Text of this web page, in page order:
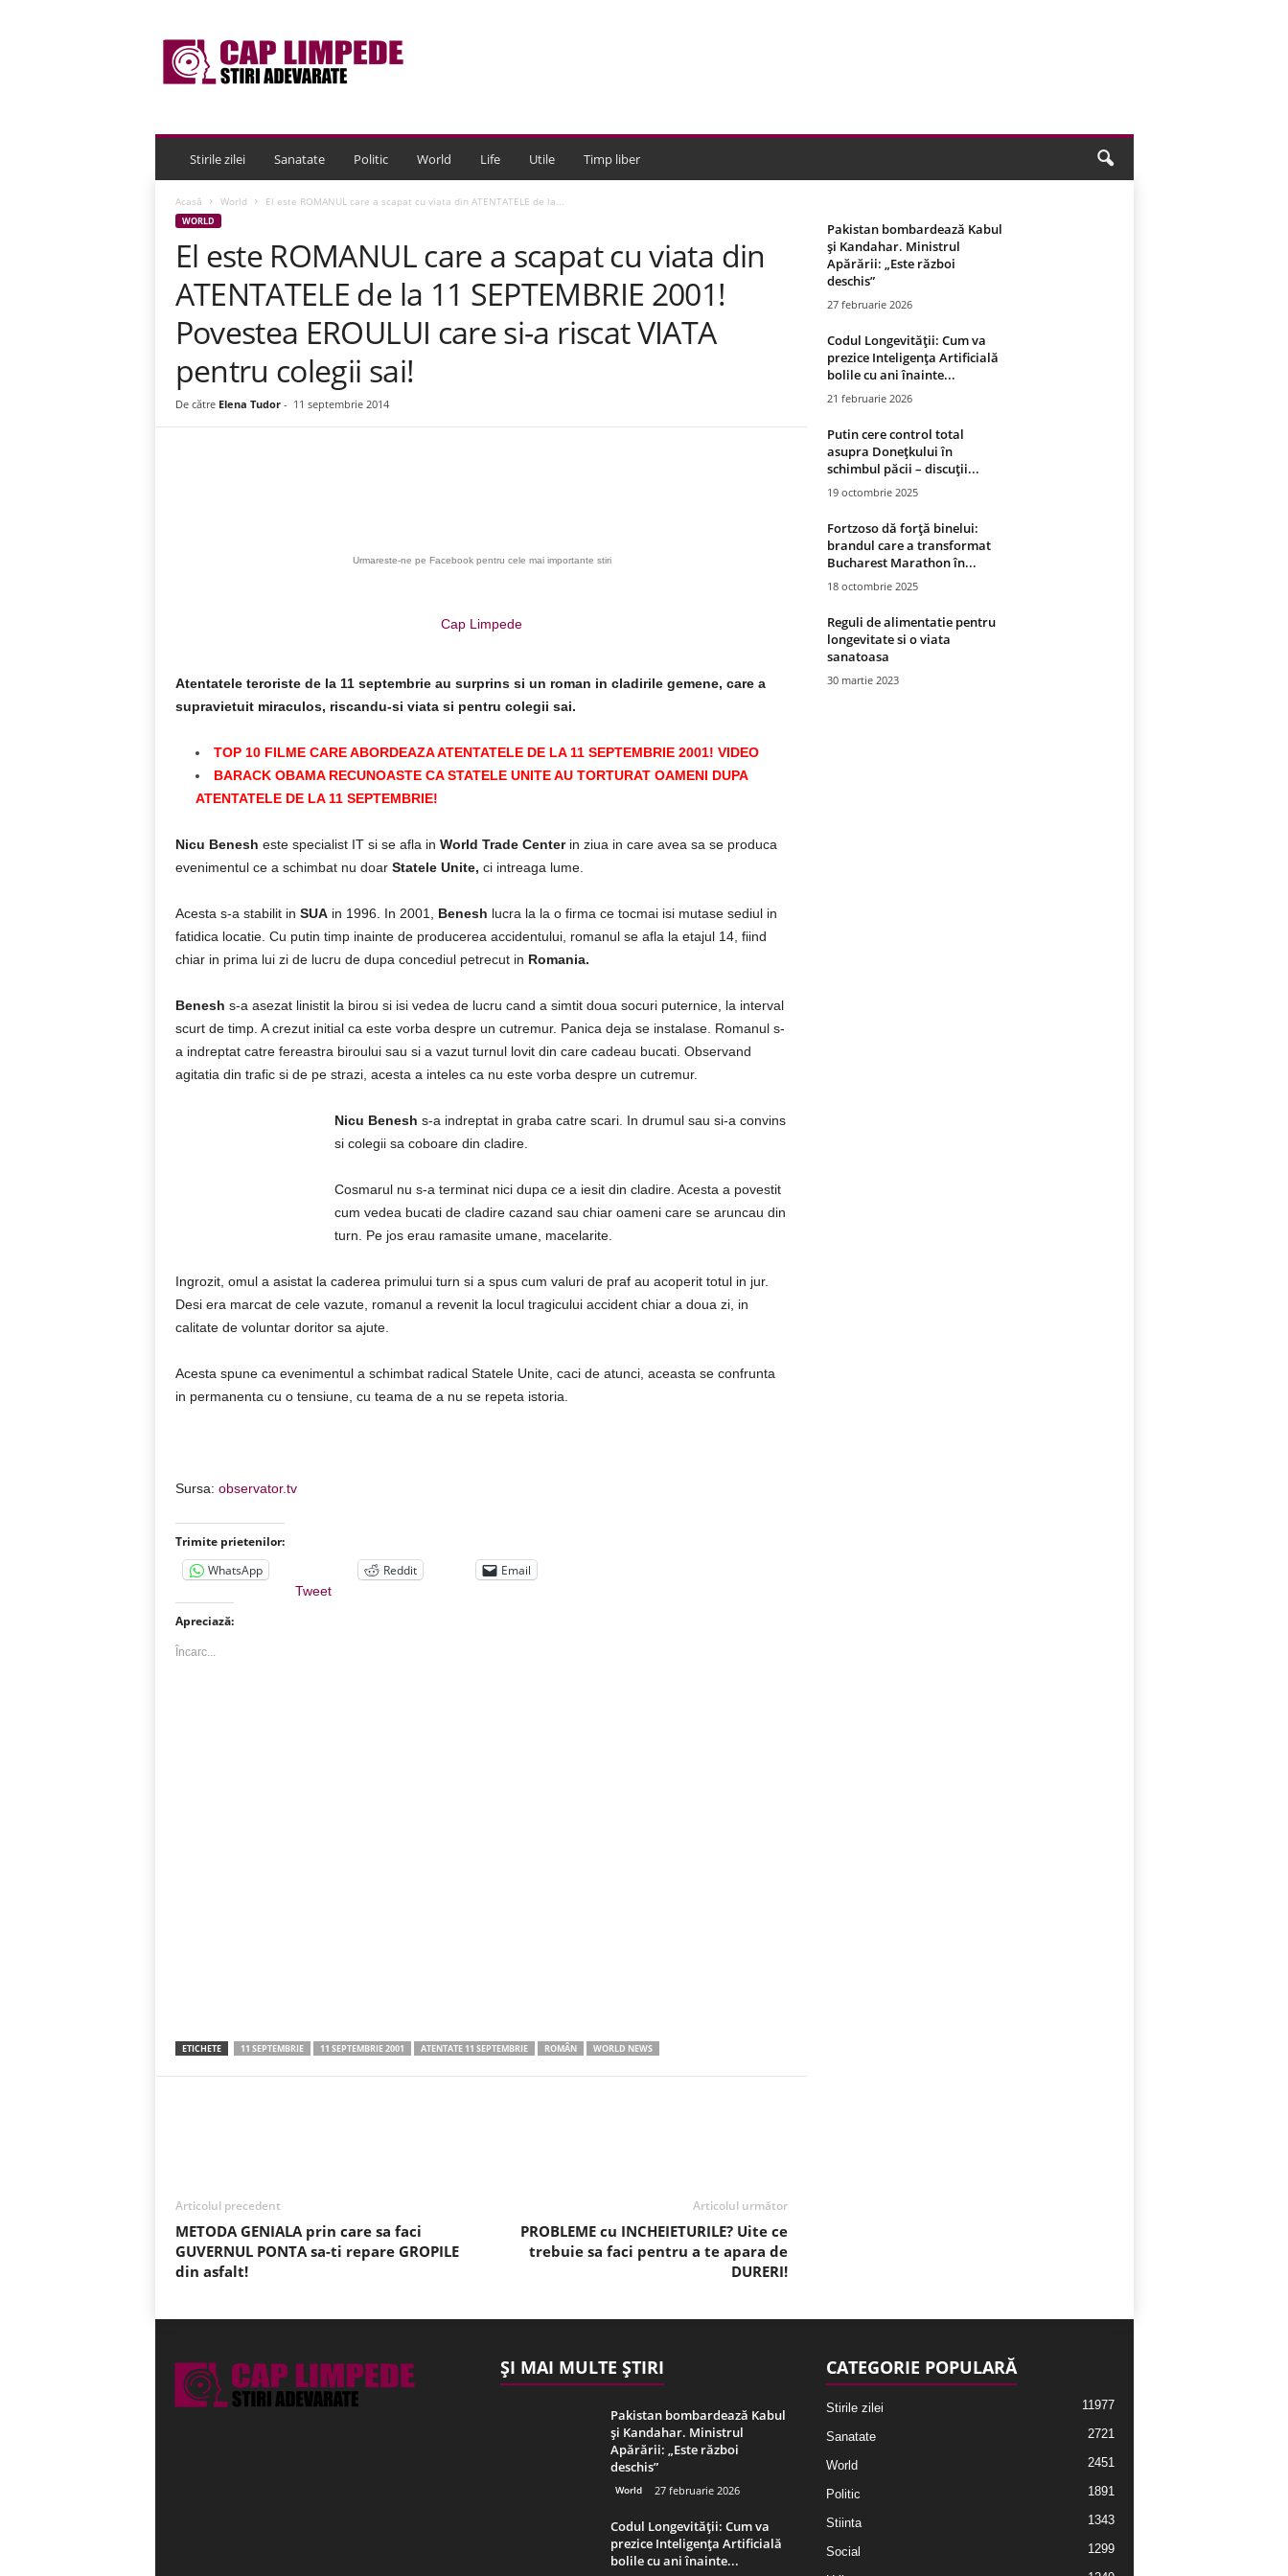
p
d
Stirile zilei Sanatate Politic World Life Utile Timp liber
Acasă World El este ROMANUL care a scapat cu viata din ATENTATELE de la...
WORLD
El este ROMANUL care a scapat cu viata din
ATENTATELE de la 11 SEPTEMBRIE 2001!
Povestea EROULUI care si-a riscat VIATA
pentru colegii sai!
De către Elena Tudor- 11 septembrie 2014
Urmareste-ne pe Facebook pentru cele mai importante stiri
Cap Limpede
Atentatele teroriste de la 11 septembrie au surprins si un roman in cladirile gemene, care a
supravietuit miraculos, riscandu-si viata si pentru colegii sai.
TOP 10 FILME CARE ABORDEAZA ATENTATELE DE LA 11 SEPTEMBRIE 2001! VIDEO
BARACK OBAMA RECUNOASTE CA STATELE UNITE AU TORTURAT OAMENI DUPA
ATENTATELE DE LA 11 SEPTEMBRIE!
Nicu Benesh este specialist IT si se afla in World Trade Centerin ziua in care avea sa se produca
evenimentul ce a schimbat nu doar Statele Unite, ci intreaga lume.
Acesta s-a stabilit in SUAin 1996. In 2001, Benesh lucra la la o firma ce tocmai isi mutase sediul in
fatidica locatie. Cu putin timp inainte de producerea accidentului, romanul se afla la etajul 14, fiind
chiar in prima lui zi de lucru de dupa concediul petrecut in Romania.
Benesh s-a asezat linistit la birou si isi vedea de lucru cand a simtit doua socuri puternice, la interval
scurt de timp. A crezut initial ca este vorba despre un cutremur. Panica deja se instalase. Romanul s-
a indreptat catre fereastra biroului sau si a vazut turnul lovit din care cadeau bucati. Observand
agitatia din trafic si de pe strazi, acesta a inteles ca nu este vorba despre un cutremur.
Nicu Benesh s-a indreptat in graba catre scari. In drumul sau si-a convins
si colegii sa coboare din cladire.
Cosmarul nu s-a terminat nici dupa ce a iesit din cladire. Acesta a povestit
cum vedea bucati de cladire cazand sau chiar oameni care se aruncau din
turn. Pe jos erau ramasite umane, macelarite.
Ingrozit, omul a asistat la caderea primului turn si a spus cum valuri de praf au acoperit totul in jur.
Desi era marcat de cele vazute, romanul a revenit la locul tragicului accident chiar a doua zi, in
calitate de voluntar doritor sa ajute.
Acesta spune ca evenimentul a schimbat radical Statele Unite, caci de atunci, aceasta se confrunta
in permanenta cu o tensiune, cu teama de a nu se repeta istoria.
Sursa: observator.tv
Trimite prietenilor:
WhatsApp
Tweet
Reddit Email
Apreciază:
Încarc...
ETICHETE 11 SEPTEMBRIE 11 SEPTEMBRIE 2001 ATENTATE 11 SEPTEMBRIE ROMÂN WORLD NEWS
Articolul precedent
METODA GENIALA prin care sa faci
GUVERNUL PONTA sa-ti repare GROPILE
din asfalt!
Articolul următor
PROBLEME cu INCHEIETURILE? Uite ce
trebuie sa faci pentru a te apara de
DURERI!
Pakistan bombardează Kabul
și Kandahar. Ministrul
Apărării: „Este război
deschis”
27 februarie 2026
Codul Longevității: Cum va
prezice Inteligența Artificială
bolile cu ani înainte...
21 februarie 2026
Putin cere control total
asupra Donețkului în
schimbul păcii – discuții...
19 octombrie 2025
Fortzoso dă forță binelui:
brandul care a transformat
Bucharest Marathon în...
18 octombrie 2025
Reguli de alimentatie pentru
longevitate si o viata
sanatoasa
30 martie 2023
ȘI MAI MULTE ȘTIRI
Pakistan bombardează Kabul
și Kandahar. Ministrul
Apărării: „Este război
deschis”
World 27 februarie 2026
Codul Longevității: Cum va
prezice Inteligența Artificială
bolile cu ani înainte...
CATEGORIE POPULARĂ
Stirile zilei 11977
Sanatate 2721
World 2451
Politic 1891
Stiinta 1343
Social 1299